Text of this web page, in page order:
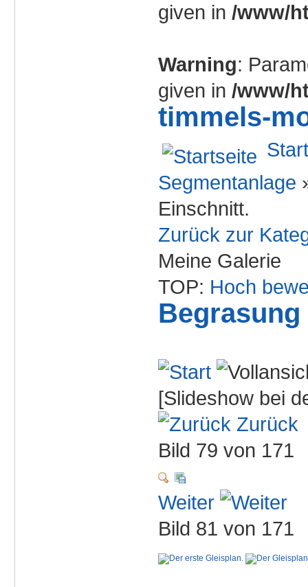
given in /www/
Warning:
given in /www/
timmels-
Segmentanlage
Einschnitt.
Zurück zur
Meine Galerie
TOP: Hoch
[Slideshow bei
Zurück
Bild 79 von 171
Weiter
Bild 81 von 171